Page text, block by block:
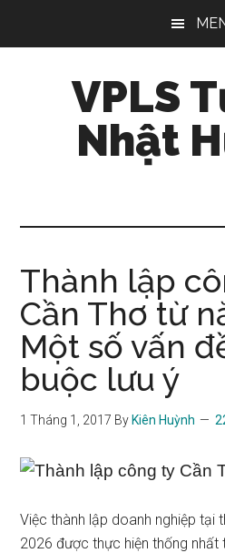
VPLS
Nhật
Thành lập
Cần Thơ từ
Một số vấn
buộc lưu ý
1 Tháng 1, 2017 By Kiên Huỳnh
Việc thành lập doanh nghiệp tại
2026 được thực hiện thống nhất